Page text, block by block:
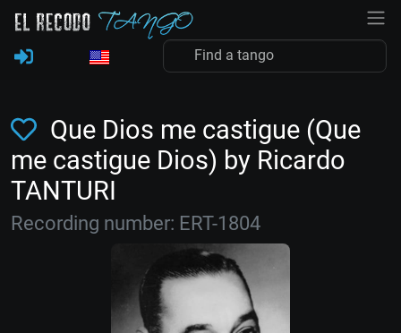
Que Dios me castigue (Que
me castigue Dios) by Ricardo
TANTURI
Recording number: ERT-1804